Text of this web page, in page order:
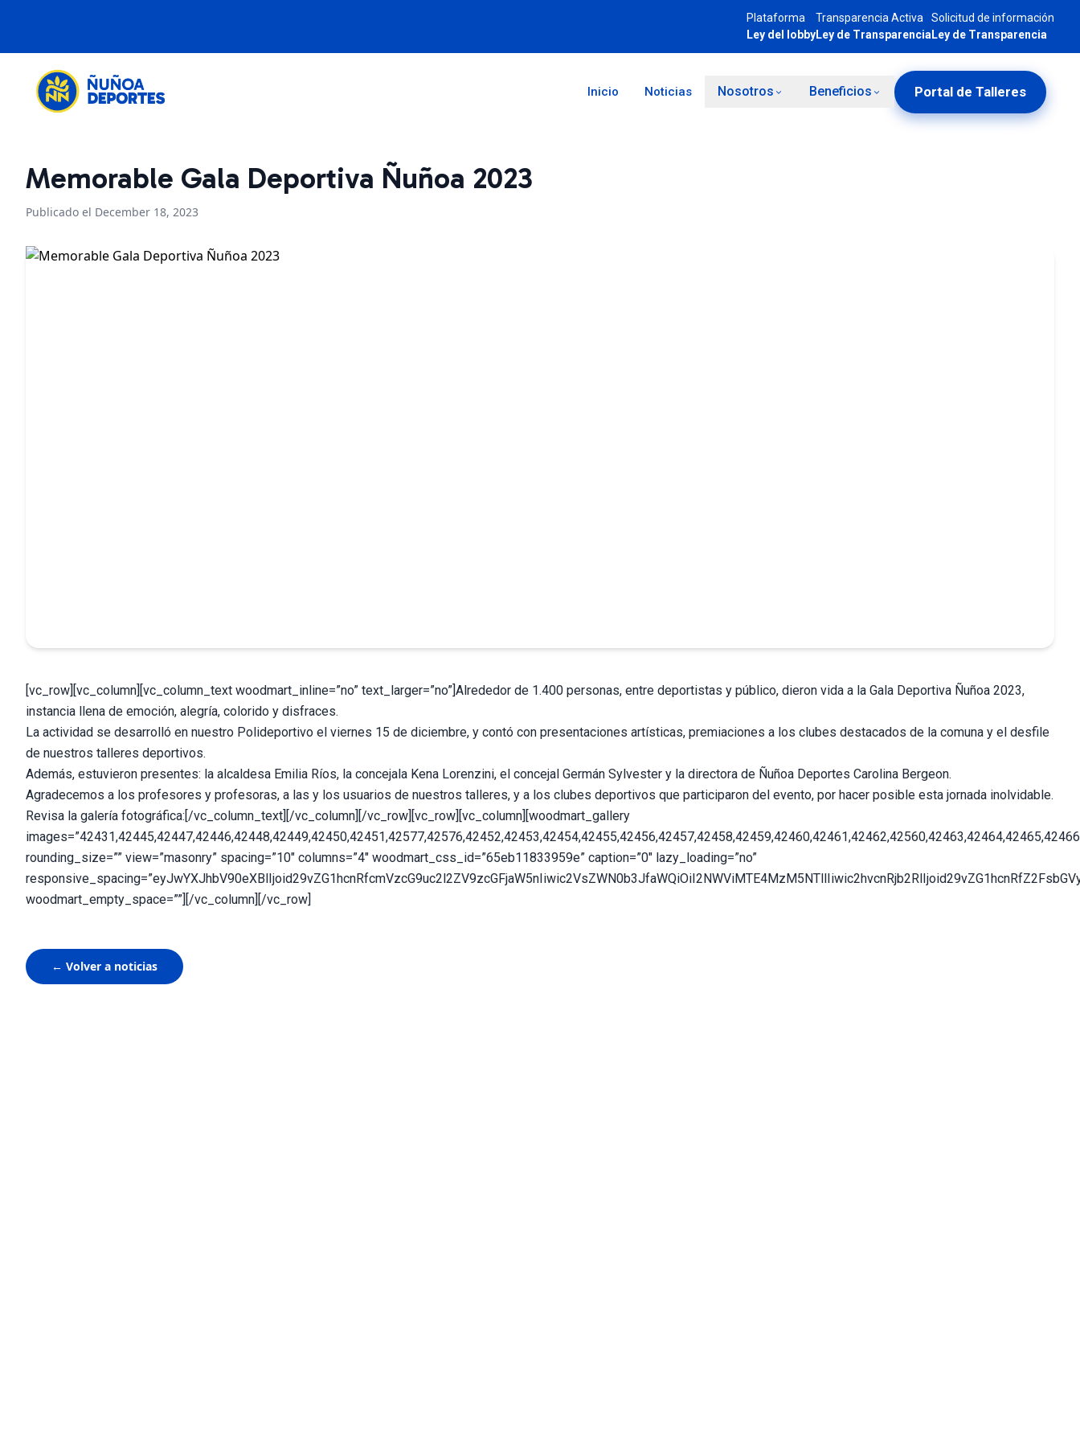
Plataforma
Ley del lobby
Transparencia Activa
Ley de Transparencia
Solicitud de información
Ley de Transparencia
Inicio Noticias Nosotros Beneficios Portal de Talleres
Memorable Gala Deportiva Ñuñoa 2023
Publicado el December 18, 2023
[vc_row][vc_column][vc_column_text woodmart_inline=”no” text_larger=”no”]Alrededor de 1.400 personas, entre deportistas y público, dieron vida a la Gala Deportiva Ñuñoa 2023,
instancia llena de emoción, alegría, colorido y disfraces.
La actividad se desarrolló en nuestro Polideportivo el viernes 15 de diciembre, y contó con presentaciones artísticas, premiaciones a los clubes destacados de la comuna y el desfile
de nuestros talleres deportivos.
Además, estuvieron presentes: la alcaldesa Emilia Ríos, la concejala Kena Lorenzini, el concejal Germán Sylvester y la directora de Ñuñoa Deportes Carolina Bergeon.
Agradecemos a los profesores y profesoras, a las y los usuarios de nuestros talleres, y a los clubes deportivos que participaron del evento, por hacer posible esta jornada inolvidable.
Revisa la galería fotográfica:[/vc_column_text][/vc_column][/vc_row][vc_row][vc_column][woodmart_gallery
rounding_size=”” view=”masonry” spacing=”10″ columns=”4″ woodmart_css_id=”65eb11833959e” caption=”0″ lazy_loading=”no”
woodmart_empty_space=””][/vc_column][/vc_row]
← Volver a noticias